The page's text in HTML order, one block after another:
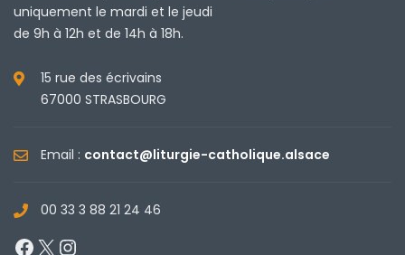
uniquement le mardi et le jeudi
de 9h à 12h et de 14h à 18h.
15 rue des écrivains
67000 STRASBOURG
Email : contact@liturgie-catholique.alsace
00 33 3 88 21 24 46
Facebook
X